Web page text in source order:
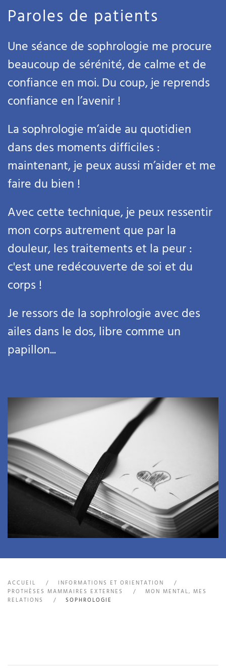
Paroles de patients
Une séance de sophrologie me procure
beaucoup de sérénité, de calme et de
confiance en moi. Du coup, je reprends
confiance en l’avenir !
La sophrologie m’aide au quotidien
dans des moments difficiles :
maintenant, je peux aussi m’aider et me
faire du bien !
Avec cette technique, je peux ressentir
mon corps autrement que par la
douleur, les traitements et la peur :
c'est une redécouverte de soi et du
corps !
Je ressors de la sophrologie avec des
ailes dans le dos, libre comme un
papillon...
ACCUEIL
INFORMATIONS ET ORIENTATION
PROTHÈSES MAMMAIRES EXTERNES
MON MENTAL, MES
RELATIONS
SOPHROLOGIE